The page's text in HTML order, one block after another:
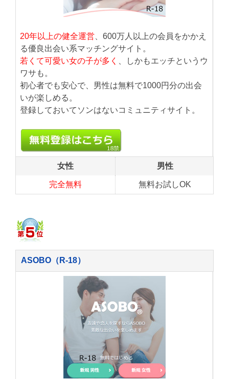
20年以上の健全運営 、600万人以上の会員をかかえ
る優良出会い系マッチングサイト。
若くて可愛い女の子が多く
、しかもエッチというウ
ワサも。
初心者でも安心で、男性は無料で1000円分の出会
いが楽しめる。
登録しておいてソンはないコミュニティサイト。
女性 男性
完全無料 無料お試しOK
ASOBO（R-18）